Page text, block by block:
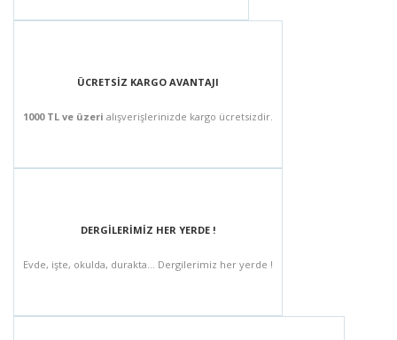
ÜCRETSİZ KARGO AVANTAJI
1000 TL ve üzeri alışverişlerinizde kargo ücretsizdir.
DERGİLERİMİZ HER YERDE !
Evde, işte, okulda, durakta... Dergilerimiz her yerde !